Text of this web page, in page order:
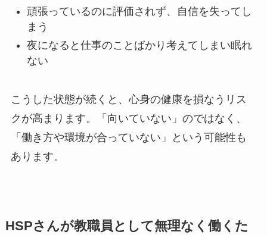
頑張っているのに評価されず、自信を失ってし
まう
夜になると仕事のことばかり考えてしまい眠れ
ない
こうした状態が続くと、心身の健康を損なうリス
クが高まります。「向いていない」のではなく、
「働き方や環境が合っていない」という可能性も
あります。
HSPさんが教職員として無理なく働くた